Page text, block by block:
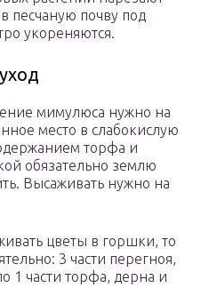
песчаную почву под
укореняются.
мимулюса нужно на
место в слабокислую
торфа и
обязательно землю
Высаживать нужно на
цветы в горшки, то
3 части перегноя,
1 части торфа, дерна и